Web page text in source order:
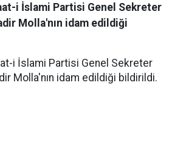
i İslami Partisi Genel Sekreter
Molla'nın idam edildiği
i İslami Partisi Genel Sekreter
Molla'nın idam edildiği bildirildi.